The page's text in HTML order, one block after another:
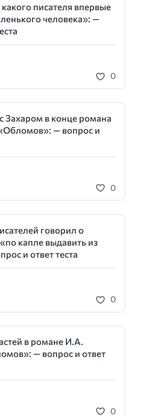
писателя впервые
человека»: —
0
Захаром в конце романа
— вопрос и
0
говорил о
капле выдавить из
и ответ теста
0
в романе И.А.
— вопрос и ответ
0